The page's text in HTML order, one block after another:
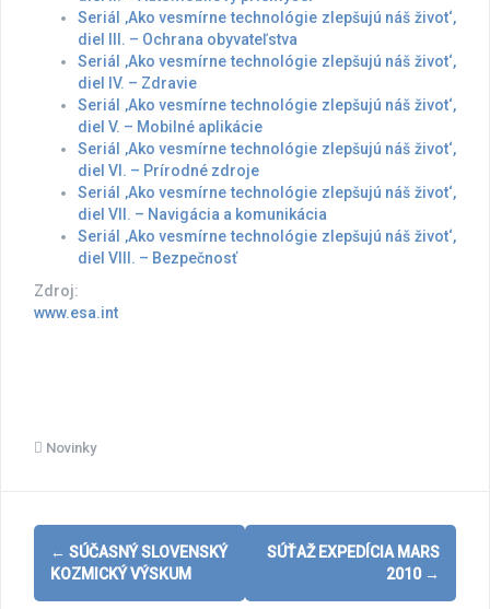
Seriál ‚Ako vesmírne technológie zlepšujú náš život‘,
diel III. – Ochrana obyvateľstva
Seriál ‚Ako vesmírne technológie zlepšujú náš život‘,
diel IV. – Zdravie
Seriál ‚Ako vesmírne technológie zlepšujú náš život‘,
diel V. – Mobilné aplikácie
Seriál ‚Ako vesmírne technológie zlepšujú náš život‘,
diel VI. – Prírodné zdroje
Seriál ‚Ako vesmírne technológie zlepšujú náš život‘,
diel VII. – Navigácia a komunikácia
Seriál ‚Ako vesmírne technológie zlepšujú náš život‘,
diel VIII. – Bezpečnosť
Zdroj:
www.esa.int
Novinky
Post
navigation
← SÚČASNÝ SLOVENSKÝ
KOZMICKÝ VÝSKUM
SÚŤAŽ EXPEDÍCIA MARS
2010 →